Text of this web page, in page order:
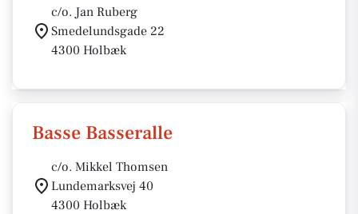
c/o. Jan Ruberg
Smedelundsgade 22
4300 Holbæk
Basse Basseralle
c/o. Mikkel Thomsen
Lundemarksvej 40
4300 Holbæk